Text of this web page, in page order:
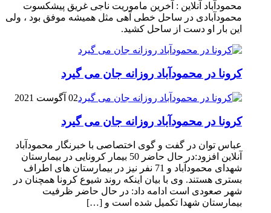
محمودآباد آنلاین : آخرین ماموریت ناجی غریق پیشکسوت
محمودآبادی در ساحل خطی آهی مثل همیشه موفق بود ، ولی
این بار او دست از ساحل کشید.
کرونا در محمودآباد روزانه جان می گیرد
02 آگوست 2021
کرونا در محمودآباد روزانه جان می گیرد
عباس توان در گفت و گوی اختصاصی با خبرنگار محمودآباد
آنلاین افزود:در حال حاضر 50 بیمار کرونایی در بیمارستان
شهدای محمودآباد و 71 نفر نیز در بیمارستان های اطراف
بستری هستند. وی با بیان اینکه روند شیوع کرونا همچنان در
شهر صعودی است ادامه داد: در حال حاضر ظرفیت
بیمارستان شهدا تکمیل شده است و […]